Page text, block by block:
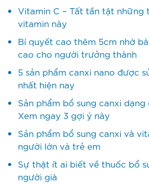
Vitamin C – Tất tần tật những
vitamin này
Bí quyết cao thêm 5cm nhờ
cao cho người trưởng thành
5 sản phẩm canxi nano được
nhất hiện nay
Sản phẩm bổ sung canxi
Xem ngay 3 gợi ý này
Sản phẩm bổ sung canxi và
người lớn và trẻ em
Sự thật ít ai biết về thuốc bổ
người già